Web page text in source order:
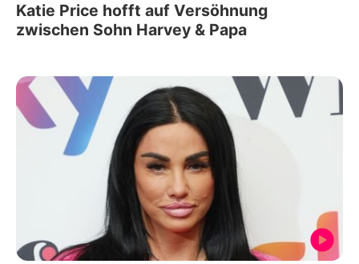
Katie Price hofft auf Versöhnung
zwischen Sohn Harvey & Papa